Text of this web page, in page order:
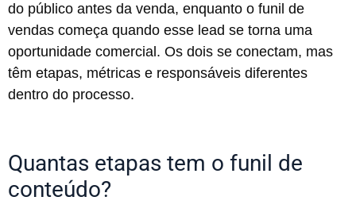
do público antes da venda, enquanto o funil de
vendas começa quando esse lead se torna uma
oportunidade comercial. Os dois se conectam, mas
têm etapas, métricas e responsáveis diferentes
dentro do processo.
Quantas etapas tem o funil de
conteúdo?